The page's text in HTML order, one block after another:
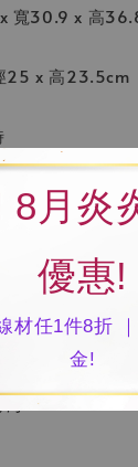
8月炎
優惠!
材任1件8折
金!
寬30.9 x 高
25 x 高23.5cm
證經銷商-飛行
24511988
市西屯區智惠街
海